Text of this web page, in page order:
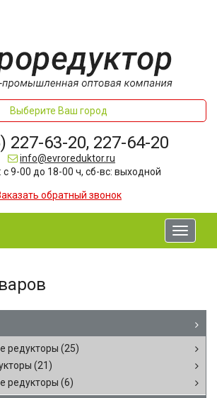
Выберите Ваш город
227-63-20, 227-64-20
info@evroreduktor.ru
с 9-00 до 18-00 ч, сб-вс: выходной
обратный звонок
Toggle
редукторы (25)
(21)
редукторы (6)